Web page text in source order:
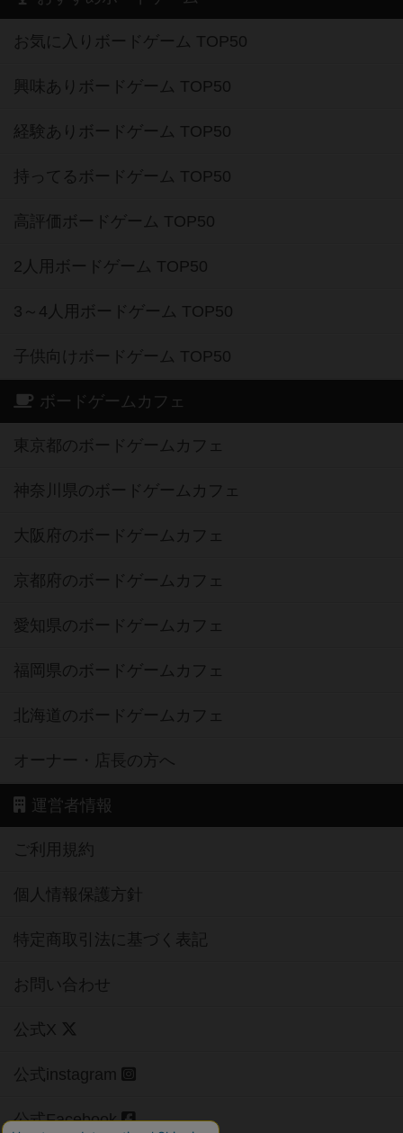
お気に入りボードゲーム TOP50
興味ありボードゲーム TOP50
経験ありボードゲーム TOP50
持ってるボードゲーム TOP50
高評価ボードゲーム TOP50
2人用ボードゲーム TOP50
3～4人用ボードゲーム TOP50
子供向けボードゲーム TOP50
ボードゲームカフェ
東京都のボードゲームカフェ
神奈川県のボードゲームカフェ
大阪府のボードゲームカフェ
京都府のボードゲームカフェ
愛知県のボードゲームカフェ
福岡県のボードゲームカフェ
北海道のボードゲームカフェ
オーナー・店長の方へ
運営者情報
ご利用規約
個人情報保護方針
特定商取引法に基づく表記
お問い合わせ
公式X
公式instagram
公式Facebook